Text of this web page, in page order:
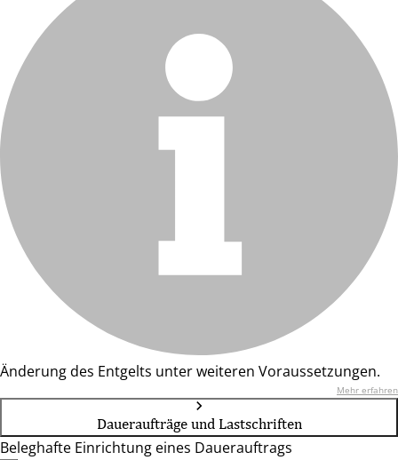
Änderung des Entgelts unter weiteren Voraussetzungen.
Mehr erfahren
Daueraufträge und Lastschriften
Beleghafte Einrichtung eines Dauerauftrags